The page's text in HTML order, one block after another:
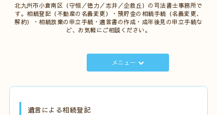
北九州市小倉南区（守恒／徳力／志井／企救丘）の司法書士事務所で
す。相続登記（不動産の名義変更）・預貯金の相続手続（名義変更、
解約）・相続放棄の申立手続・遺言書の作成・成年後見の申立手続な
ど、お気軽にご相談ください。
メニュー
遺言による相続登記